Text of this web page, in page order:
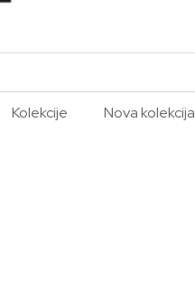
Kolekcije Nova kolekcija